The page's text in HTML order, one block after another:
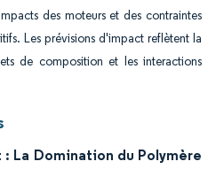
des moteurs et des contraintes
Les prévisions d'impact reflètent la
de composition et les interactions
La Domination du Polymère